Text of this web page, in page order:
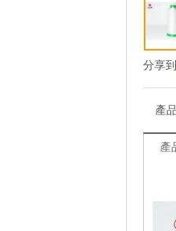
分享
產
產